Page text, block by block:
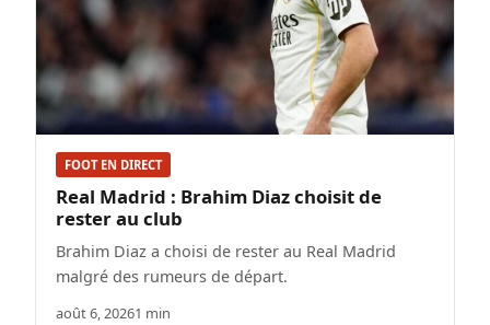
FOOT EN DIRECT
Real Madrid : Brahim Diaz choisit de
rester au club
Brahim Diaz a choisi de rester au Real Madrid
malgré des rumeurs de départ.
août 6, 20261 min